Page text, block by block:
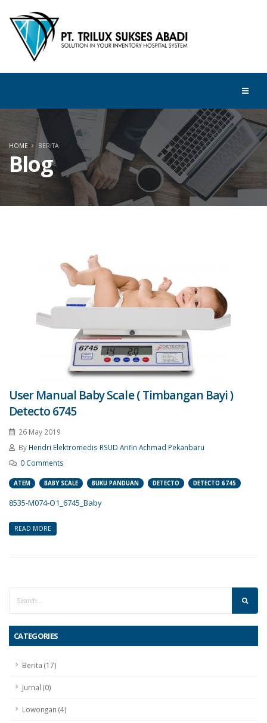
HOME BERITA
Blog
User Manual Baby Scale ( Timbangan Bayi )
Detecto 6745
26 May 2019
By Hendri Elektromedis RSUD Arifin Achmad Pekanbaru
0 Comments
ATEM BABY SCALE BUKU PANDUAN DETECTO DETECTO 6745
8535-M074-O1_6745_Baby
READ MORE
CATEGORIES
Berita (17)
Jurnal (0)
Lowongan (4)